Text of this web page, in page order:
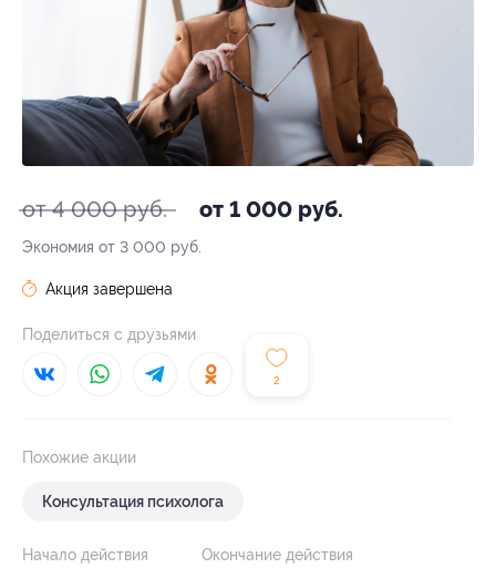
от 4 000 руб. от 1 000 руб.
Экономия от 3 000 руб.
2
Акция завершена
Поделиться с друзьями
Похожие акции
Консультация психолога
Начало действия Окончание действия